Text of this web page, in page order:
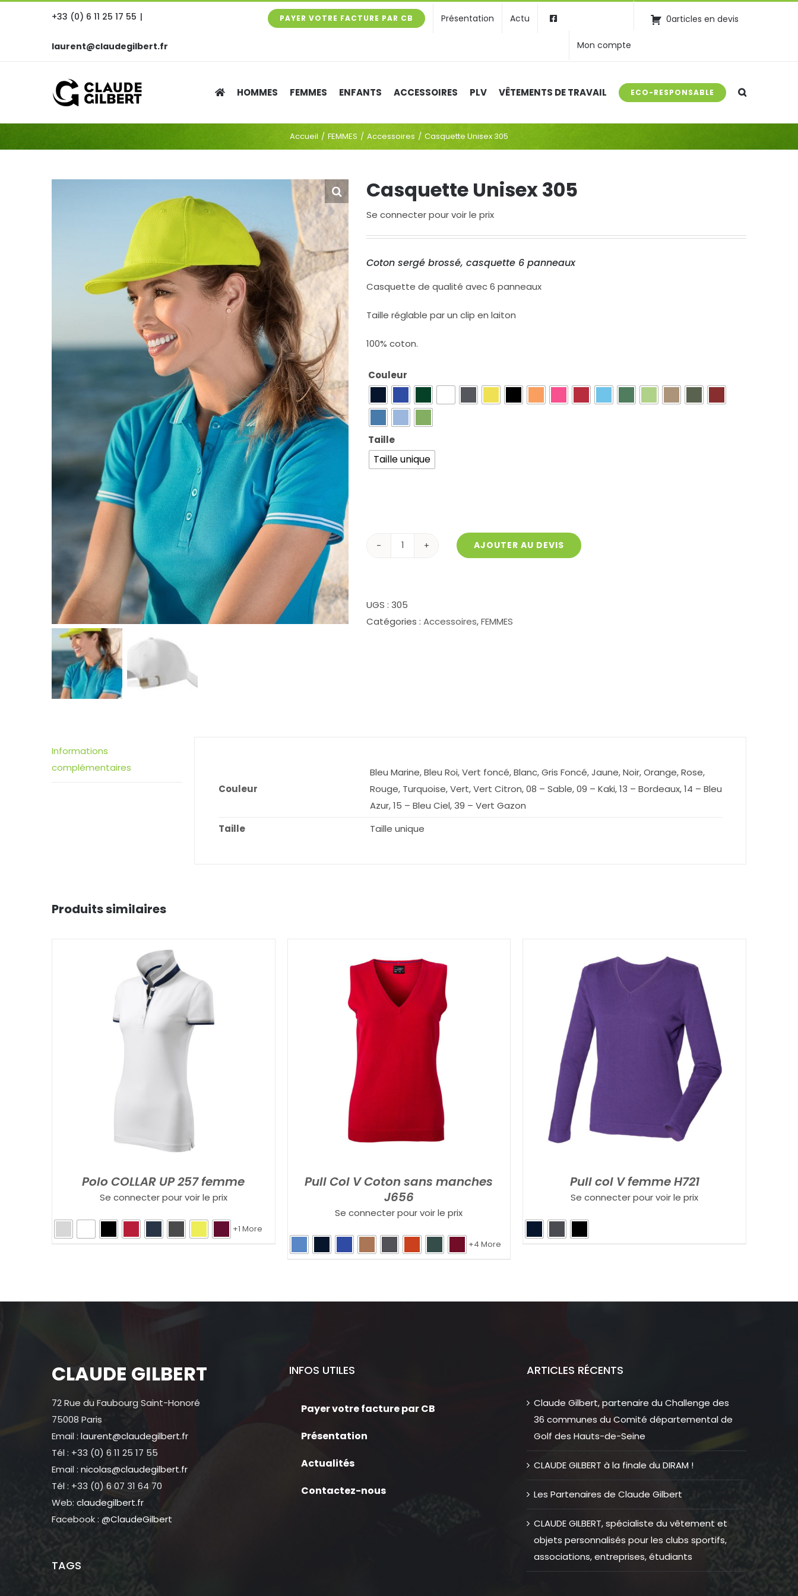
+33 (0) 6 11 25 17 55 |
laurent@claudegilbert.fr
PAYER VOTRE FACTURE PAR CB Présentation Actu 0articles en devis
Mon compte
HOMMES FEMMES ENFANTS ACCESSOIRES PLV VÊTEMENTS DE TRAVAIL ECO-RESPONSABLE
Accueil FEMMES Accessoires Casquette Unisex 305
Casquette Unisex 305
Se connecter pour voir le prix
Coton sergé brossé, casquette 6 panneaux
Casquette de qualité avec 6 panneaux
Taille réglable par un clip en laiton
100% coton.
Couleur
Taille
Taille unique
Unisex
305
AJOUTER AU DEVIS
UGS : 305
Catégories : Accessoires,FEMMES
Informations
complémentaires
Couleur
Bleu Marine, Bleu Roi, Vert foncé, Blanc, Gris Foncé, Jaune, Noir, Orange, Rose,
Rouge, Turquoise, Vert, Vert Citron, 08 – Sable, 09 – Kaki, 13 – Bordeaux, 14 – Bleu
Azur, 15 – Bleu Ciel, 39 – Vert Gazon
Taille
Taille unique
Produits similaires
Polo COLLAR UP 257 femme
Se connecter pour voir le prix
+1 More
Pull Col V Coton sans manches
J656
Se connecter pour voir le prix
+4 More
Pull col V femme H721
Se connecter pour voir le prix
CLAUDE GILBERT
72 Rue du Faubourg Saint-Honoré
75008 Paris
Email : laurent@claudegilbert.fr
Tél : +33 (0) 6 11 25 17 55
Email : nicolas@claudegilbert.fr
Tél : +33 (0) 6 07 31 64 70
Web: claudegilbert.fr
Facebook : @ClaudeGilbert
TAGS
INFOS UTILES
Payer votre facture par CB
Présentation
Actualités
Contactez-nous
ARTICLES RÉCENTS
Claude Gilbert, partenaire du Challenge des
36 communes du Comité départemental de
Golf des Hauts-de-Seine
CLAUDE GILBERT à la finale du DIRAM !
Les Partenaires de Claude Gilbert
CLAUDE GILBERT, spécialiste du vêtement et
objets personnalisés pour les clubs sportifs,
associations, entreprises, étudiants